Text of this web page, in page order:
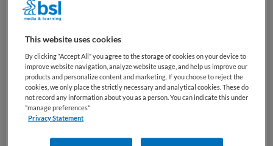
Niet nader bepaald
Niet nader bepaald
Wil jij écht iets betekenen voor mensen die intensieve
begeleiding nodig hebben? Ben jij rustig, betrokken en zie je
wat iemand nodig heeft, ook zonder woorden? Dan is deze
functie als zorgbegeleider iets voor jou. Bij deze organisatie
is het mogelijk om flexibel als vast...
This website uses cookies
By clicking “Accept All” you agree to the storage of cookies on your device to
improve website navigation, analyze website usage, and help us improve our
products and personalize content and marketing. If you choose to reject the
cookies, we only place the strictly necessary and analytical cookies. These do
not record any information about you as a person. You can indicate this under
"manage preferences"
Privacy Statement